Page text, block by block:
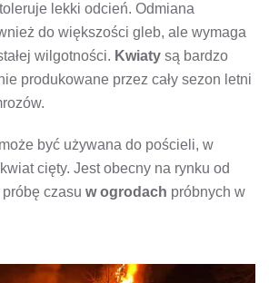
lekki odcień. Odmiana
do większości gleb, ale wymaga
wilgotności. Kwiaty są bardzo
produkowane przez cały sezon letni
być używana do pościeli, w
cięty. Jest obecny na rynku od
czasu w ogrodach próbnych w